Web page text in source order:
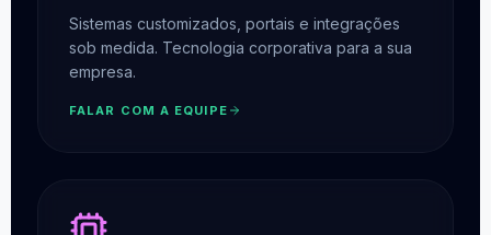
Sistemas customizados, portais e integrações
sob medida. Tecnologia corporativa para a sua
empresa.
FALAR COM A EQUIPE